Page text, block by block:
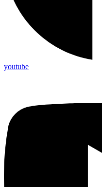
youtube